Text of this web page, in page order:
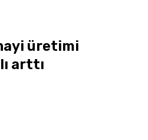
üretimi
arttı